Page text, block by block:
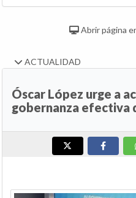
Abrir página
ACTUALIDAD
Óscar López urge a
gobernanza efectiva